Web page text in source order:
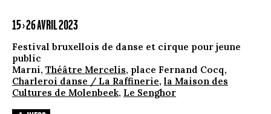
15 › 26 AVRIL 2023
Festival bruxellois de danse et cirque pour jeune
public
Marni, Théâtre Mercelis, place Fernand Cocq,
Charleroi danse / La Raffinerie, la Maison des
Cultures de Molenbeek, Le Senghor